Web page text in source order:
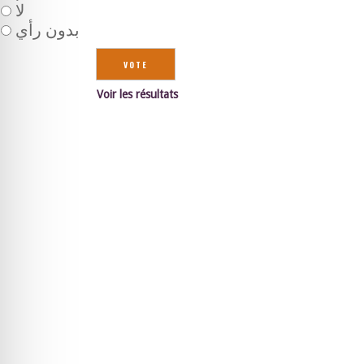
لا
بدون رأي
Voir les résultats